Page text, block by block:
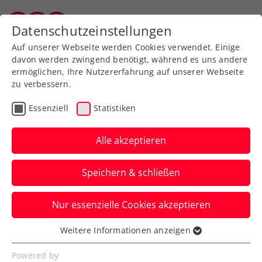
Zurück zur Newsübersicht
Verbands-Info
Weihnachtsgrüße von
ÖTV-Präsident Martin
Ohneberg
Die Zeit zwischen den Jahren bietet
alljährlich die Gelegenheit für eine Bilanz
des ablaufenden Jahres und einen
Ausblick auf das kommende.
Datenschutzeinstellungen
Auf unserer Webseite werden Cookies verwendet. Einige
davon werden zwingend benötigt, während es uns andere
ermöglichen, Ihre Nutzererfahrung auf unserer Webseite
zu verbessern.
Essenziell Statistiken
Alle akzeptieren
Speichern & schließen
Nur essenzielle Cookies akzeptieren
Essenziell
Essenzielle Cookies werden für grundlegende
Weitere Informationen anzeigen
Powered by